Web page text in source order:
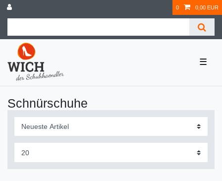
0 0,00 EUR
☰
Schnürschuhe